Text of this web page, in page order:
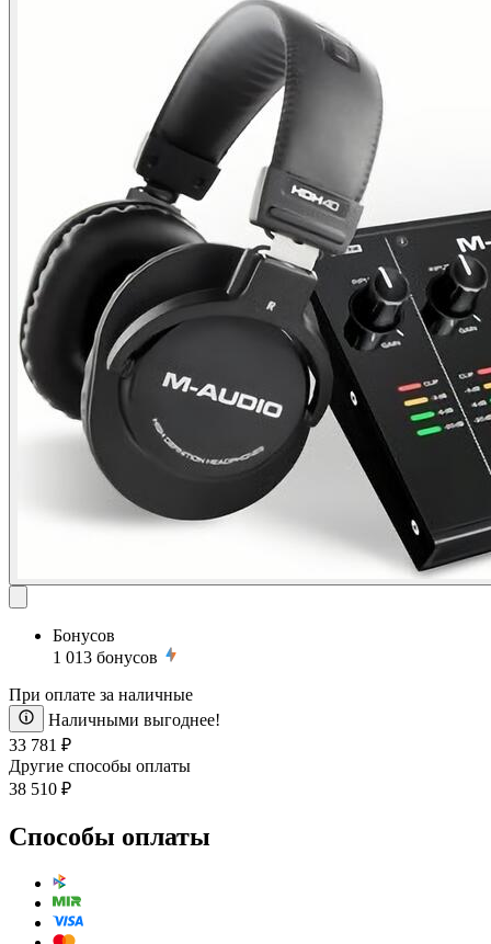
Бонусов
1 013 бонусов
При оплате за наличные
Наличными выгоднее!
33 781 ₽
Другие способы оплаты
38 510 ₽
Способы оплаты